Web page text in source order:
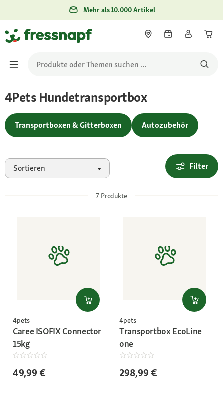
Mehr als 10.000 Artikel
4Pets Hundetransportbox
Transportboxen & Gitterboxen Autozubehör
Sortieren Filter
7 Produkte
4pets
Caree ISOFIX Connector
15kg
49,99 €
4pets
Transportbox EcoLine
one
298,99 €